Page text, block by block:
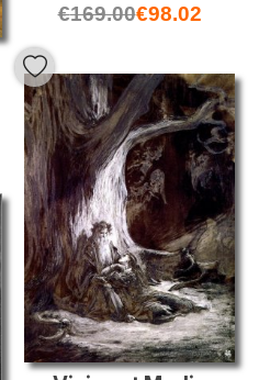
€169.00€98.02